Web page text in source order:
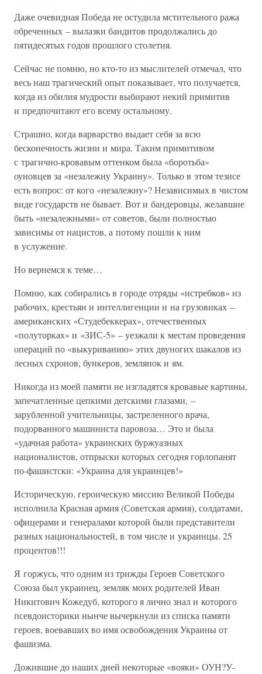
Даже очевидная Победа не остудила мстительного ража
обреченных – вылазки бандитов продолжались до
пятидесятых годов прошлого столетия.
Сейчас не помню, но кто-то из мыслителей отмечал, что
весь наш трагический опыт показывает, что получается,
когда из обилия мудрости выбирают некий примитив
и предпочитают его всему остальному.
Страшно, когда варварство выдает себя за всю
бесконечность жизни и мира. Таким примитивом
с трагично-кровавым оттенком была «боротьба»
оуновцев за «незалежну Украину». Только в этом тезисе
есть вопрос: от кого «незалежну»? Независимых в чистом
виде государств не бывает. Вот и бандеровцы, желавшие
быть «незалежными» от советов, были полностью
зависимы от нацистов, а потому пошли к ним
в услужение.
Но вернемся к теме…
Помню, как собирались в городе отряды «истребков» из
рабочих, крестьян и интеллигенции и на грузовиках –
американских «Студебеккерах», отечественных
«полуторках» и «ЗИС-5» – уезжали к местам проведения
операций по «выкуриванию» этих двуногих шакалов из
лесных схронов, бункеров, землянок и ям.
Никогда из моей памяти не изгладятся кровавые картины,
запечатленные цепкими детскими глазами, –
зарубленной учительницы, застреленного врача,
подорванного машиниста паровоза… Это и была
«удачная работа» украинских буржуазных
националистов, отпрыски которых сегодня горлопанят
по-фашистски: «Украина для украинцев!»
Историческую, героическую миссию Великой Победы
исполнила Красная армия (Советская армия), солдатами,
офицерами и генералами которой были представители
разных национальностей, в том числе и украинцы. 25
процентов!!!
Я горжусь, что одним из трижды Героев Советского
Союза был украинец, земляк моих родителей Иван
Никитович Кожедуб, которого я лично знал и которого
псевдоисторики нынче вычеркнули из списка памяти
героев, воевавших во имя освобождения Украины от
фашизма.
Дожившие до наших дней некоторые «вояки» ОУН?У-